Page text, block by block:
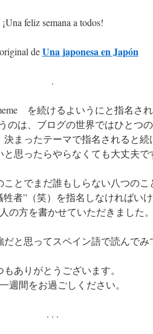
¡Una feliz semana a todos!
deUna japonesa en Japón
.
を続けるよいうにと指名さ
のは、ブログの世界ではひとつ
まったテーマで指名されると続
思ったらやらなくても大丈夫で
とでまだ誰もしらない八つの
者”（笑）を指名しなければい
の方を書かせていただきました。
と思ってスペイン語で読んでみ
もありがとうございます。
週間をお過ごしください。
. . .